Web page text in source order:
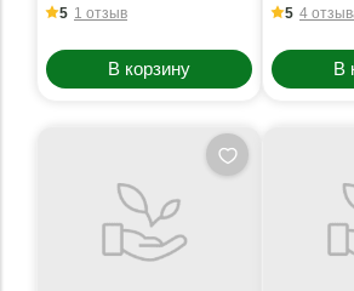
5 1 отзыв
В корзину
5 4
В